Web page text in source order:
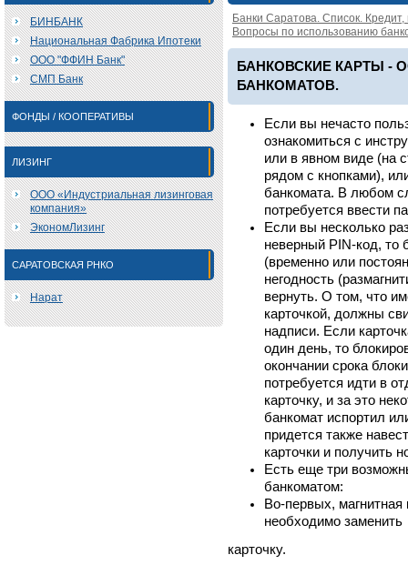
БИНБАНК
Национальная Фабрика Ипотеки
ООО "ФФИН Банк"
СМП Банк
ФОНДЫ / КООПЕРАТИВЫ
ЛИЗИНГ
ООО «Индустриальная лизинговая
компания»
ЭкономЛизинг
САРАТОВСКАЯ РНКО
Нарат
Банки Саратова. Список. Кредит,
Вопросы по использованию
БАНКОВСКИЕ КАРТЫ -
БАНКОМАТОВ.
Если вы нечасто
ознакомиться с
или в явном виде (на
рядом с кнопками),
банкомата. В любом
потребуется ввести
Если вы несколько
неверный PIN-код, то
(временно или
негодность
вернуть. О том, что
карточкой, должны
надписи. Если
один день, то
окончании срока
потребуется идти в
карточку, и за это
банкомат испортил
придется также
карточки и получить
Есть еще три
банкоматом:
Во-первых, магнитная
необходимо заменить
карточку.